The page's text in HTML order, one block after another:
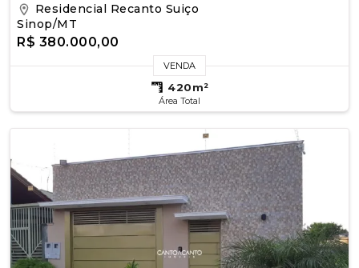
Residencial Recanto Suiço
Sinop/MT
R$ 380.000,00
VENDA
420m²
Área Total